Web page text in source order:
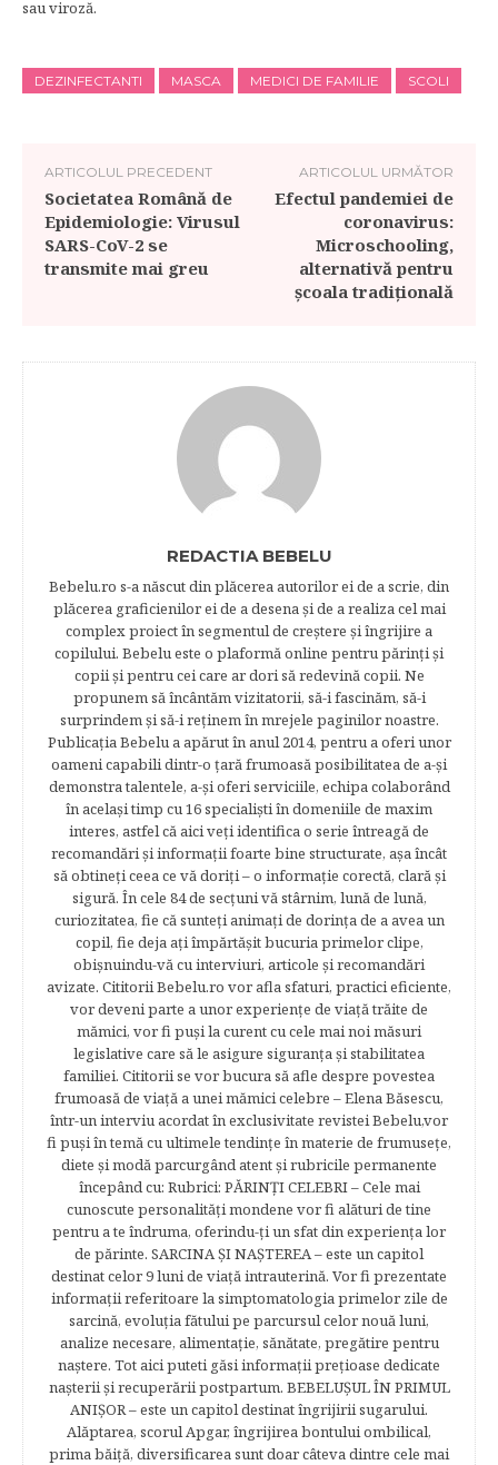
sau viroză.
DEZINFECTANTI MASCA MEDICI DE FAMILIE SCOLI
ARTICOLUL PRECEDENT
Societatea Română de
Epidemiologie: Virusul
SARS-CoV-2 se
transmite mai greu
ARTICOLUL URMĂTOR
Efectul pandemiei de
coronavirus:
Microschooling,
alternativă pentru
școala tradițională
REDACTIA BEBELU
Bebelu.ro s-a născut din plăcerea autorilor ei de a scrie, din
plăcerea graficienilor ei de a desena şi de a realiza cel mai
complex proiect în segmentul de creştere şi îngrijire a
copilului. Bebelu este o plaformă online pentru părinţi şi
copii şi pentru cei care ar dori să redevină copii. Ne
propunem să încântăm vizitatorii, să-i fascinăm, să-i
surprindem şi să-i reţinem în mrejele paginilor noastre.​
Publicația Bebelu a apărut în anul 2014, pentru a oferi unor
oameni capabili dintr-o ţară frumoasă posibilitatea de a-şi
demonstra talentele, a-şi oferi serviciile, echipa colaborând
în acelaşi timp cu 16 specialişti în domeniile de maxim
interes, astfel că aici veţi identifica o serie întreagă de
recomandări şi informaţii foarte bine structurate, aşa încât
să obtineţi ceea ce vă doriţi – o informaţie corectă, clară şi
sigură. În cele 84 de secțuni vă stârnim, lună de lună,
curiozitatea, fie că sunteţi animaţi de dorinţa de a avea un
copil, fie deja aţi împărtăşit bucuria primelor clipe,
obişnuindu-vă cu interviuri, articole şi recomandări
avizate. Cititorii Bebelu.ro vor afla sfaturi, practici eficiente,
vor deveni parte a unor experienţe de viaţă trăite de
mămici, vor fi puşi la curent cu cele mai noi măsuri
legislative care să le asigure siguranţa şi stabilitatea
familiei. Cititorii se vor bucura să afle despre povestea
frumoasă de viață a unei mămici celebre – Elena Băsescu,
într-un interviu acordat în exclusivitate revistei Bebelu,vor
fi puşi în temă cu ultimele tendinţe în materie de frumuseţe,
diete şi modă parcurgând atent şi rubricile permanente
începând cu: Rubrici: PĂRINŢI CELEBRI – Cele mai
cunoscute personalităţi mondene vor fi alături de tine
pentru a te îndruma, oferindu-ţi un sfat din experienţa lor
de părinte. SARCINA ŞI NAŞTEREA – este un capitol
destinat celor 9 luni de viaţă intrauterină. Vor fi prezentate
informaţii referitoare la simptomatologia primelor zile de
sarcină, evoluţia fătului pe parcursul celor nouă luni,
analize necesare, alimentaţie, sănătate, pregătire pentru
naştere. Tot aici puteti găsi informaţii preţioase dedicate
naşterii şi recuperării postpartum. BEBELUŞUL ÎN PRIMUL
ANIŞOR – este un capitol destinat îngrijirii sugarului.
Alăptarea, scorul Apgar, îngrijirea bontului ombilical,
prima băiţă, diversificarea sunt doar câteva dintre cele mai